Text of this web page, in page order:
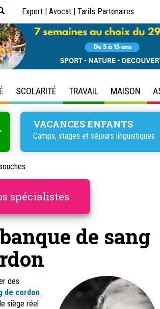
Expert | Avocat | Tarifs Partenaires
SCOLARITÉ TRAVAIL MAISON
VACANCES ENFANTS
Camps, stages et séjours linguistiques
spécialistes
de sang
des
de cordon.
siège réel